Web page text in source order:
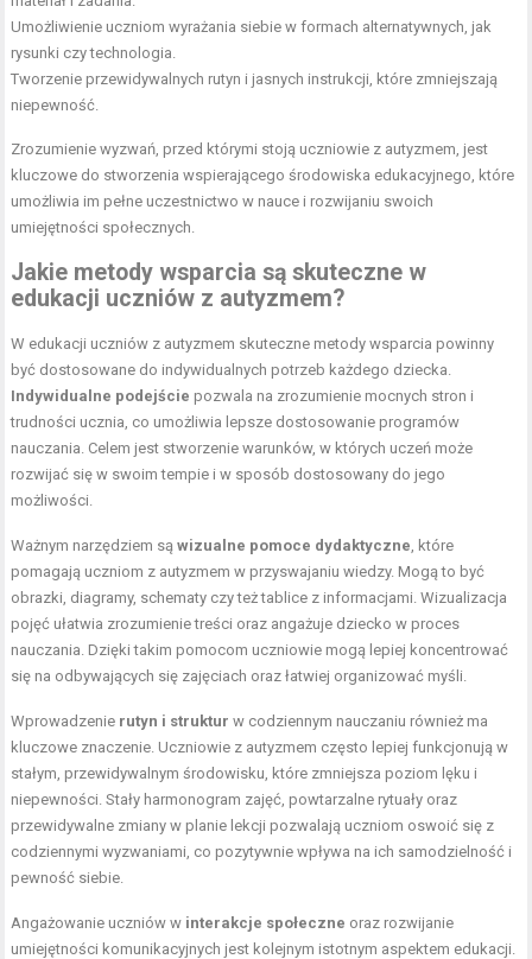
Umożliwienie uczniom wyrażania siebie w formach alternatywnych, jak
rysunki czy technologia.
Tworzenie przewidywalnych rutyn i jasnych instrukcji, które zmniejszają
niepewność.
Zrozumienie wyzwań, przed którymi stoją uczniowie z autyzmem, jest
kluczowe do stworzenia wspierającego środowiska edukacyjnego, które
umożliwia im pełne uczestnictwo w nauce i rozwijaniu swoich
umiejętności społecznych.
Jakie metody wsparcia są skuteczne w
edukacji uczniów z autyzmem?
W edukacji uczniów z autyzmem skuteczne metody wsparcia powinny
być dostosowane do indywidualnych potrzeb każdego dziecka.
Indywidualne podejście pozwala na zrozumienie mocnych stron i
trudności ucznia, co umożliwia lepsze dostosowanie programów
nauczania. Celem jest stworzenie warunków, w których uczeń może
rozwijać się w swoim tempie i w sposób dostosowany do jego
możliwości.
Ważnym narzędziem sąwizualne pomoce dydaktyczne , które
pomagają uczniom z autyzmem w przyswajaniu wiedzy. Mogą to być
obrazki, diagramy, schematy czy też tablice z informacjami. Wizualizacja
pojęć ułatwia zrozumienie treści oraz angażuje dziecko w proces
nauczania. Dzięki takim pomocom uczniowie mogą lepiej koncentrować
się na odbywających się zajęciach oraz łatwiej organizować myśli.
Wprowadzenie rutyn i struktur w codziennym nauczaniu również ma
kluczowe znaczenie. Uczniowie z autyzmem często lepiej funkcjonują w
stałym, przewidywalnym środowisku, które zmniejsza poziom lęku i
niepewności. Stały harmonogram zajęć, powtarzalne rytuały oraz
przewidywalne zmiany w planie lekcji pozwalają uczniom oswoić się z
codziennymi wyzwaniami, co pozytywnie wpływa na ich samodzielność i
pewność siebie.
Angażowanie uczniów w interakcje społeczne oraz rozwijanie
umiejętności komunikacyjnych jest kolejnym istotnym aspektem edukacji.